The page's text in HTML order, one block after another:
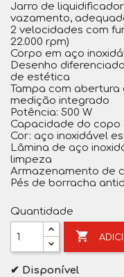
Jarro de
vazamento,
2 velocidades com
22.000 rpm)
Corpo em aço
Desenho
de estética
Tampa com
medição integrado
Potência: 500 W
Capacidade do copo
Cor: aço inoxidável
Lâmina de aço
limpeza
Armazenamento de
Pés de borracha
Quantidade

✔ Disponível